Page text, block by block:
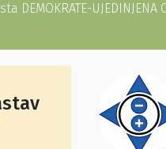
UJEDINJENA